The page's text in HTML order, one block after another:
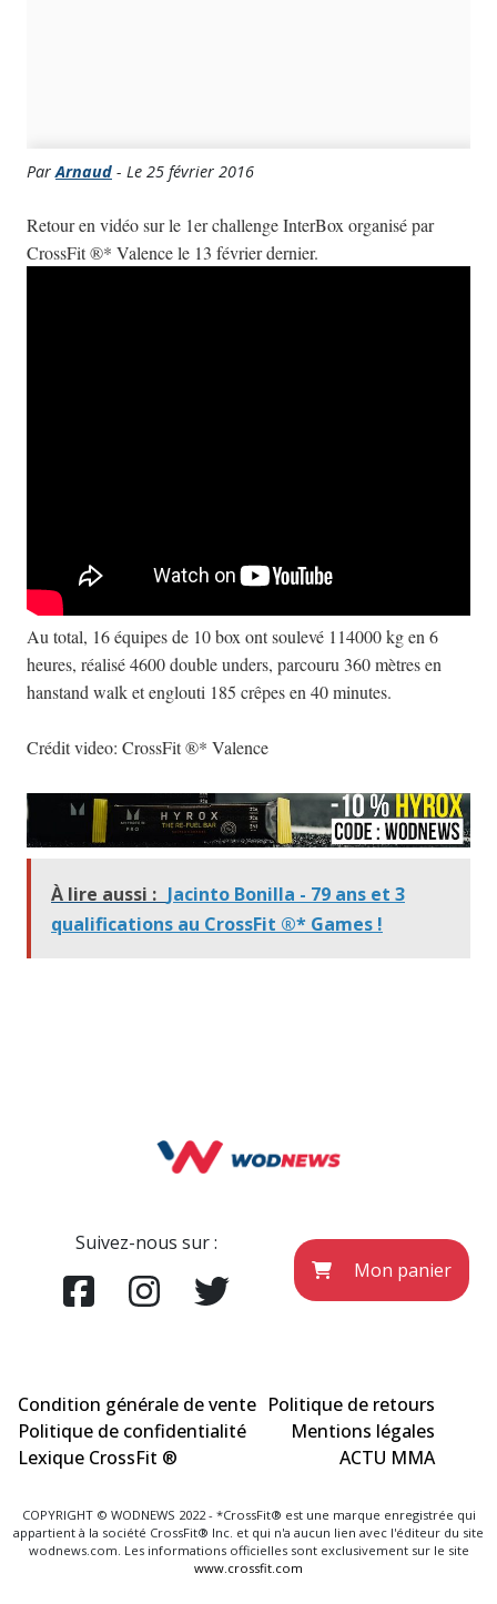
ParArnaud - Le 25 février 2016
Retour en vidéo sur le 1er challenge InterBox organisé par
CrossFit ®* Valence le 13 février dernier.
Au total, 16 équipes de 10 box ont soulevé 114000 kg en 6
heures, réalisé 4600 double unders, parcouru 360 mètres en
hanstand walk et englouti 185 crêpes en 40 minutes.
Crédit video: CrossFit ®* Valence
À lire aussi : Jacinto Bonilla - 79 ans et 3
qualifications au CrossFit ®* Games !
Suivez-nous sur :
Mon panier
Condition générale de vente Politique de retours
Politique de confidentialité
Mentions légales
Lexique CrossFit ®
ACTU MMA
COPYRIGHT © WODNEWS 2022 - *CrossFit® est une marque enregistrée qui
appartient à la société CrossFit® Inc. et qui n'a aucun lien avec l'éditeur du site
wodnews.com. Les informations officielles sont exclusivement sur le site
www.crossfit.com